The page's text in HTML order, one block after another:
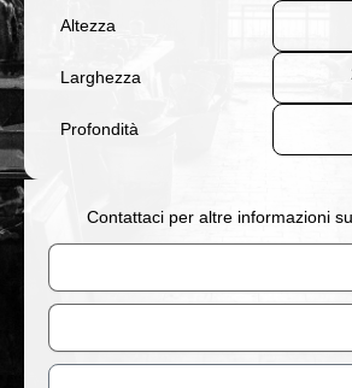
Altezza
Larghezza
Profondità
Contattaci per altre informazioni
Nome
Email
Messaggio